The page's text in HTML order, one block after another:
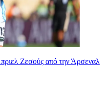
Ζεσούς από την Άρσεναλ